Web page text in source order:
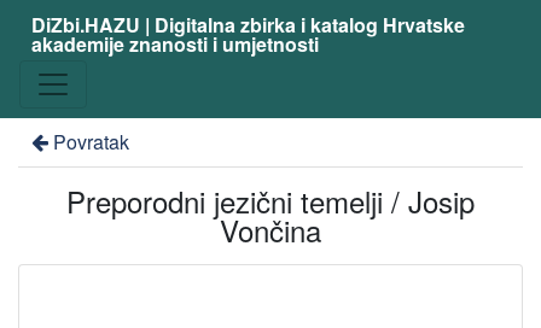
DiZbi.HAZU | Digitalna zbirka i katalog Hrvatske
akademije znanosti i umjetnosti
Povratak
Preporodni jezični temelji / Josip
Vončina